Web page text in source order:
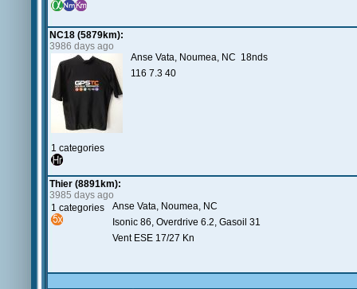
NC18 (5879km):
3986 days ago
1 categories
Anse Vata, Noumea, NC 18nds
116 7.3 40
Thier (8891km):
3985 days ago
1 categories
Anse Vata, Noumea, NC
Isonic 86, Overdrive 6.2, Gasoil 31
Vent ESE 17/27 Kn